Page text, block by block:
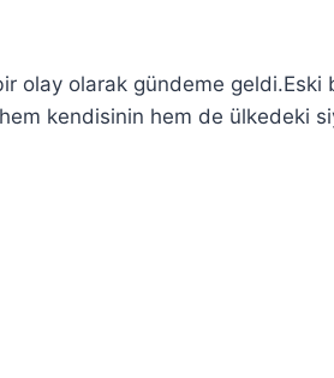
olay olarak gündeme
kendisinin hem de ülkedeki